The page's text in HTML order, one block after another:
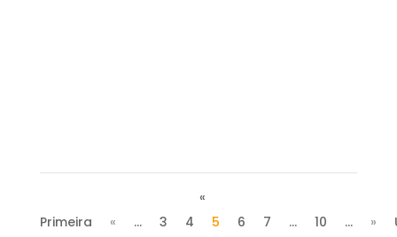
«
Primeira
« ... 3 4 5 6 7 ... 10 ... »